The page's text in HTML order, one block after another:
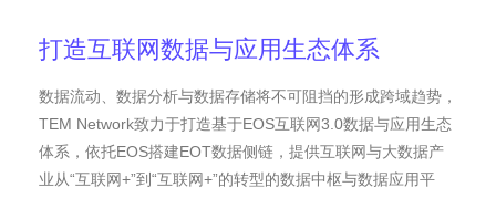
打造互联网数据与应用生态体系
数据流动、数据分析与数据存储将不可阻挡的形成跨域趋势，
TEM Network致力于打造基于EOS互联网3.0数据与应用生态
体系，依托EOS搭建EOT数据侧链，提供互联网与大数据产
业从“互联网+”到“互联网+”的转型的数据中枢与数据应用平